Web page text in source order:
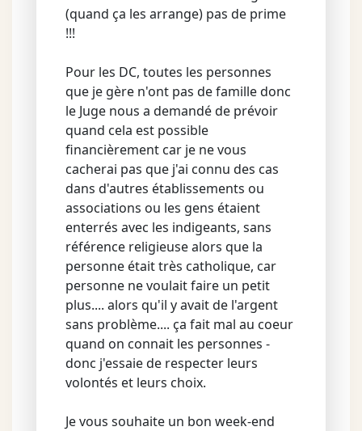
(quand ça les arrange) pas de prime
!!!
Pour les DC, toutes les personnes
que je gère n'ont pas de famille donc
le Juge nous a demandé de prévoir
quand cela est possible
financièrement car je ne vous
cacherai pas que j'ai connu des cas
dans d'autres établissements ou
associations ou les gens étaient
enterrés avec les indigeants, sans
référence religieuse alors que la
personne était très catholique, car
personne ne voulait faire un petit
plus.... alors qu'il y avait de l'argent
sans problème.... ça fait mal au coeur
quand on connait les personnes -
donc j'essaie de respecter leurs
volontés et leurs choix.
Je vous souhaite un bon week-end